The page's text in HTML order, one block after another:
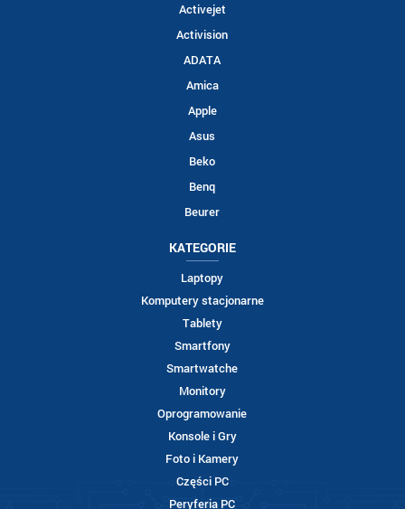
Activejet
Activision
ADATA
Amica
Apple
Asus
Beko
Benq
Beurer
KATEGORIE
Laptopy
Komputery stacjonarne
Tablety
Smartfony
Smartwatche
Monitory
Oprogramowanie
Konsole i Gry
Foto i Kamery
Części PC
Peryferia PC